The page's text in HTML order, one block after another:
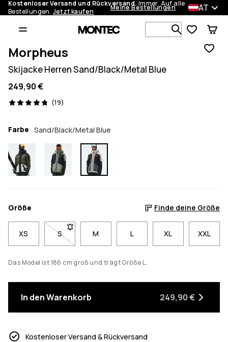
Kostenloser Versand und Rückversand. Immer. Auf alle
Bestellungen. Jetzt kaufen Meine Bestellungen AT
Morpheus
Skijacke Herren Sand/Black/Metal Blue
249,90 €
(19)
19 Reviews, 4.8/5
Farbe Sand/Black/Metal Blue
Größe Finde deine Größe
XS S- Größe S nicht verfügbar. Klicke, um
M L XL XXL
Das Model ist 186 cm groß und trägt Größe L.
In den Warenkorb 249,90 €
Kostenloser Versand & Rückversand